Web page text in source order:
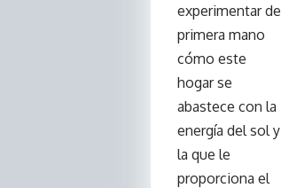
experimentar de
primera mano
cómo este
hogar se
abastece con la
energía del sol y
la que le
proporciona el